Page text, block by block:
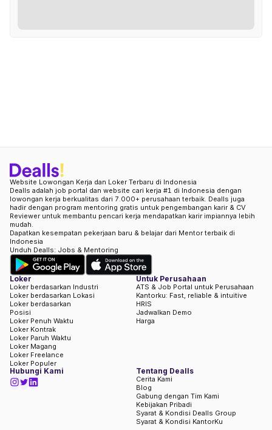
Website Lowongan Kerja dan Loker Terbaru di Indonesia
Dealls adalah job portal dan website cari kerja #1 di Indonesia dengan
lowongan kerja berkualitas dari 7.000+ perusahaan terbaik. Dealls juga
hadir dengan program mentoring gratis untuk pengembangan karir & CV
Reviewer untuk membantu pencari kerja mendapatkan karir impiannya lebih
mudah.
Dapatkan kesempatan pekerjaan baru & belajar dari Mentor terbaik di
Indonesia
Unduh Dealls: Jobs & Mentoring
Loker
Loker berdasarkan Industri
Loker berdasarkan Lokasi
Loker berdasarkan
Posisi
Loker Penuh Waktu
Loker Kontrak
Loker Paruh Waktu
Loker Magang
Loker Freelance
Loker Populer
Untuk Perusahaan
ATS & Job Portal untuk Perusahaan
Kantorku: Fast, reliable & intuitive
HRIS
Jadwalkan Demo
Harga
Hubungi Kami Tentang Dealls
Cerita Kami
Blog
Gabung dengan Tim Kami
Kebijakan Pribadi
Syarat & Kondisi Dealls Group
Syarat & Kondisi KantorKu